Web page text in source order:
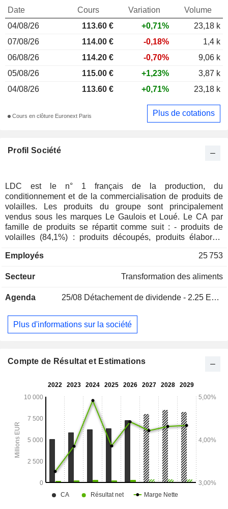
Profil Société
LDC est le n° 1 français de la production, du
conditionnement et de la commercialisation de produits de
volailles. Les produits du groupe sont principalement
vendus sous les marques Le Gaulois et Loué. Le CA par
famille de produits se répartit comme suit : - produits de
volailles (84,1%) : produits découpés, produits élaborés,
(15,9%) : spécialités étrangères (n° 1 français), pizzas et
sandwiches, produits de charcuterie et pâtisseries. A fin
implantés en Europe. 73,9% du CA est réalisé en France.
Employés 25 753
Secteur Transformation des aliments
Agenda 25/08 Détachement de dividende - 2.25 EUR
Plus d'informations sur la société
Date Cours Variation
Volume
04/08/26
113.60 € +0,71%
23,18 k
07/08/26
114.00 € -0,18%
1,4 k
06/08/26
114.20 € -0,70%
9,06 k
05/08/26
115.00 € +1,23%
3,87 k
04/08/26
113.60 € +0,71% 23,18 k
Cours en clôture Euronext Paris Plus de cotations
Compte de Résultat et Estimations